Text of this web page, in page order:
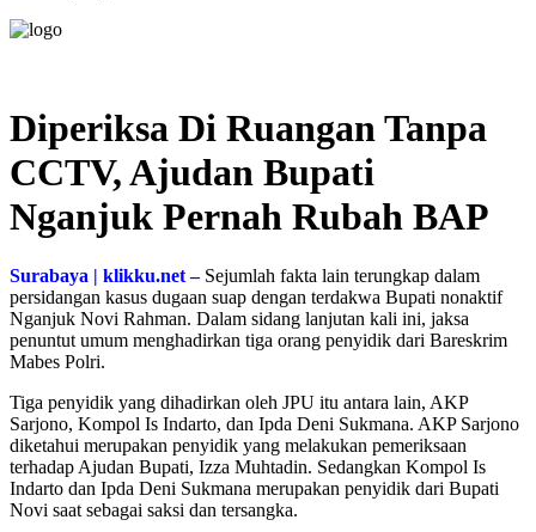
Diperiksa Di Ruangan Tanpa
CCTV, Ajudan Bupati
Nganjuk Pernah Rubah BAP
Surabaya | klikku.net – Sejumlah fakta lain terungkap dalam
persidangan kasus dugaan suap dengan terdakwa Bupati nonaktif
Nganjuk Novi Rahman. Dalam sidang lanjutan kali ini, jaksa
penuntut umum menghadirkan tiga orang penyidik dari Bareskrim
Mabes Polri.
Tiga penyidik yang dihadirkan oleh JPU itu antara lain, AKP
Sarjono, Kompol Is Indarto, dan Ipda Deni Sukmana. AKP Sarjono
diketahui merupakan penyidik yang melakukan pemeriksaan
terhadap Ajudan Bupati, Izza Muhtadin. Sedangkan Kompol Is
Indarto dan Ipda Deni Sukmana merupakan penyidik dari Bupati
Novi saat sebagai saksi dan tersangka.